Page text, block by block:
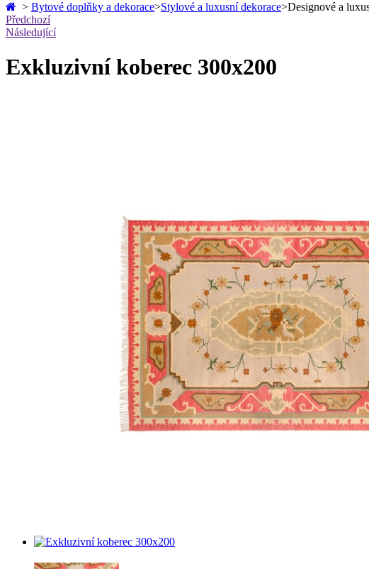
> Bytové doplňky a dekorace>Stylové a luxusní dekorace>Designové a
Předchozí
Následující
Exkluzivní koberec 300x200